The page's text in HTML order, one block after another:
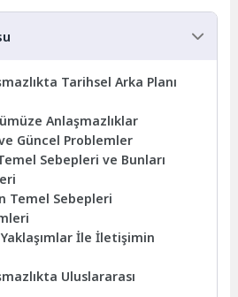
Tarihsel Arka Planı
Anlaşmazlıklar
Güncel Problemler
Sebepleri ve Bunları
Temel Sebepleri
İle İletişimin
Uluslararası